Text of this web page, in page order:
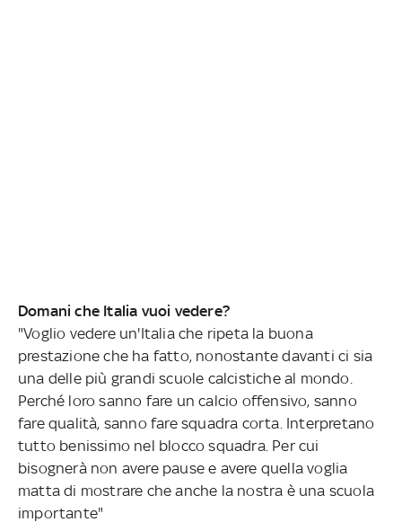
Domani che Italia vuoi vedere?
"Voglio vedere un'Italia che ripeta la buona
prestazione che ha fatto, nonostante davanti ci sia
una delle più grandi scuole calcistiche al mondo.
Perché loro sanno fare un calcio offensivo, sanno
fare qualità, sanno fare squadra corta. Interpretano
tutto benissimo nel blocco squadra. Per cui
bisognerà non avere pause e avere quella voglia
matta di mostrare che anche la nostra è una scuola
importante"